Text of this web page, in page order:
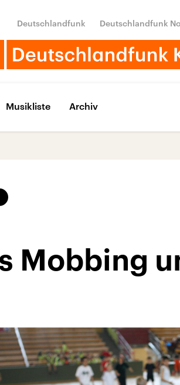
Deutschlandfunk Deutschlandfunk
Musikliste Archiv
Mobbing